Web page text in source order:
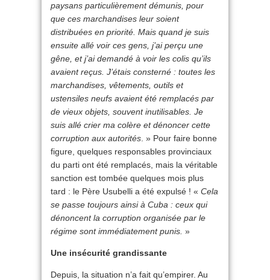
paysans particulièrement démunis, pour
que ces marchandises leur soient
distribuées en priorité. Mais quand je suis
ensuite allé voir ces gens, j’ai perçu une
gêne, et j’ai demandé à voir les colis qu’ils
avaient reçus. J’étais consterné : toutes les
marchandises, vêtements, outils et
ustensiles neufs avaient été remplacés par
de vieux objets, souvent inutilisables. Je
suis allé crier ma colère et dénoncer cette
corruption aux autorités . » Pour faire bonne
figure, quelques responsables provinciaux
du parti ont été remplacés, mais la véritable
sanction est tombée quelques mois plus
tard : le Père Usubelli a été expulsé ! « Cela
se passe toujours ainsi à Cuba : ceux qui
dénoncent la corruption organisée par le
régime sont immédiatement punis. »
Une insécurité grandissante
Depuis, la situation n’a fait qu’empirer. Au